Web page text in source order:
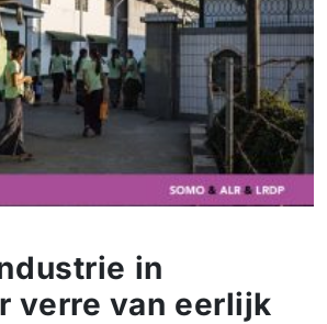
in
verre van eerlijk